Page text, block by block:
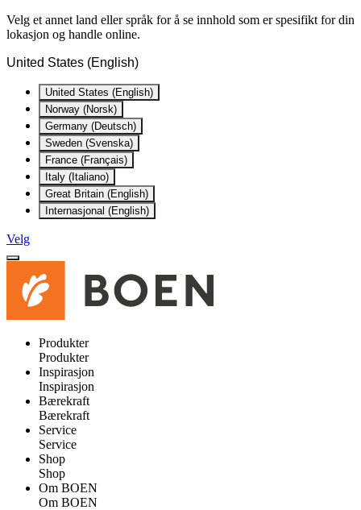
Velg et annet land eller språk for å se innhold som er spesifikt for din
lokasjon og handle online.
United States (English)
United States (English)
Norway (Norsk)
Germany (Deutsch)
Sweden (Svenska)
France (Français)
Italy (Italiano)
Great Britain (English)
Internasjonal (English)
Velg
Produkter
Produkter
Inspirasjon
Inspirasjon
Bærekraft
Bærekraft
Service
Service
Shop
Shop
Om BOEN
Om BOEN